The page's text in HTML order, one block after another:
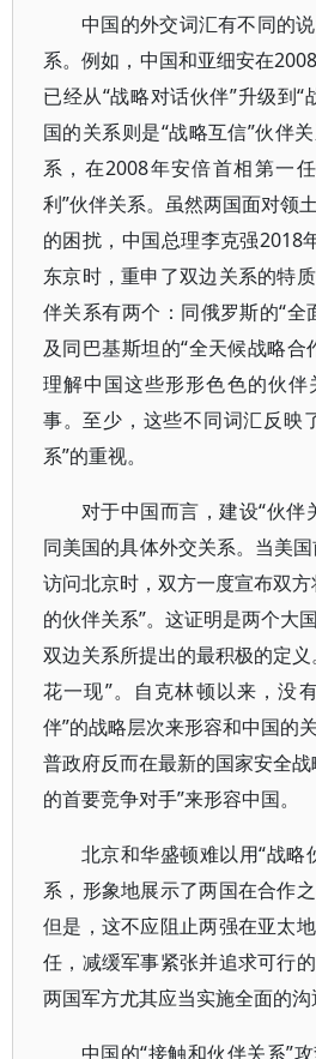
中国的外交词汇有不同的
系。例如，中国和亚细安在
已经从“战略对话伙伴”升级到“
国的关系则是“战略互信”伙伴
系，在2008年安倍首相第一
利”伙伴关系。虽然两国面对领
的困扰，中国总理李克强2018
东京时，重申了双边关系的特
伴关系有两个：同俄罗斯的“全
及同巴基斯坦的“全天候战略合
理解中国这些形形色色的伙伴
事。至少，这些不同词汇反映
系”的重视。
对于中国而言，建设“伙伴
同美国的具体外交关系。当美
访问北京时，双方一度宣布双
的伙伴关系”。这证明是两个大
双边关系所提出的最积极的定
花一现”。自克林顿以来，没
伴”的战略层次来形容和中国的
普政府反而在最新的国家安全
的首要竞争对手”来形容中国。
北京和华盛顿难以用“战略
系，形象地展示了两国在合作
但是，这不应阻止两强在亚太
任，减缓军事紧张并追求可行
两国军方尤其应当实施全面的沟
中国的“接触和伙伴关系”